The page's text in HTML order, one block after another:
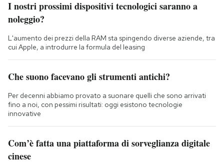
I nostri prossimi dispositivi tecnologici saranno a
noleggio?
L'aumento dei prezzi della RAM sta spingendo diverse aziende, tra
cui Apple, a introdurre la formula del leasing
Che suono facevano gli strumenti antichi?
Per decenni abbiamo provato a suonare quelli che sono arrivati
fino a noi, con pessimi risultati: oggi esistono tecnologie
innovative
Com’è fatta una piattaforma di sorveglianza digitale
cinese